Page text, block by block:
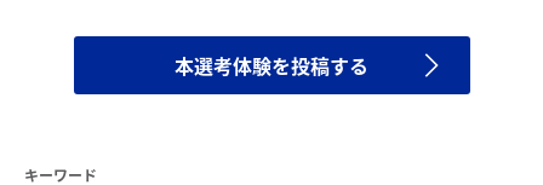
本選考体験を投稿する
キーワード